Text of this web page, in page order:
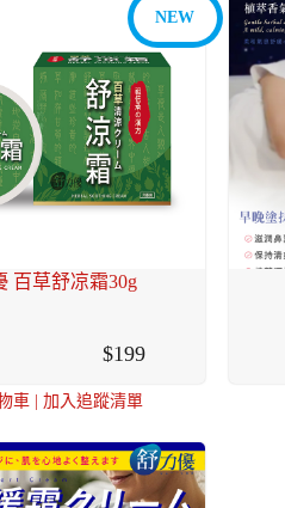
NEW
百草舒凉霜30g
199
車| 加入追蹤清單